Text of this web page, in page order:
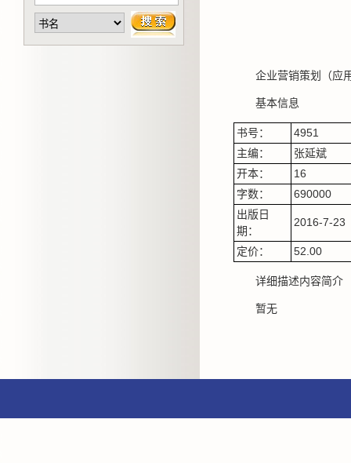
企业营销策划（应
基本信息
书号：
4951
主编：
张延斌
开本：
16
字数：
690000
出版日
期：
2016-7-23
定价： 52.00
详细描述内容简介
暂无